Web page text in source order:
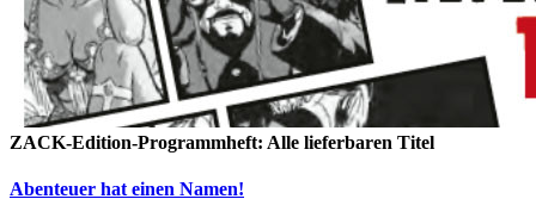
ZACK-Edition-Programmheft: Alle lieferbaren Titel
Abenteuer hat einen Namen!